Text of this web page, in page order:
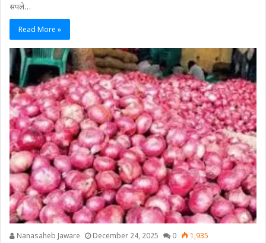
संपले…
Read More »
Nanasaheb Jaware December 24, 2025 0 1,935